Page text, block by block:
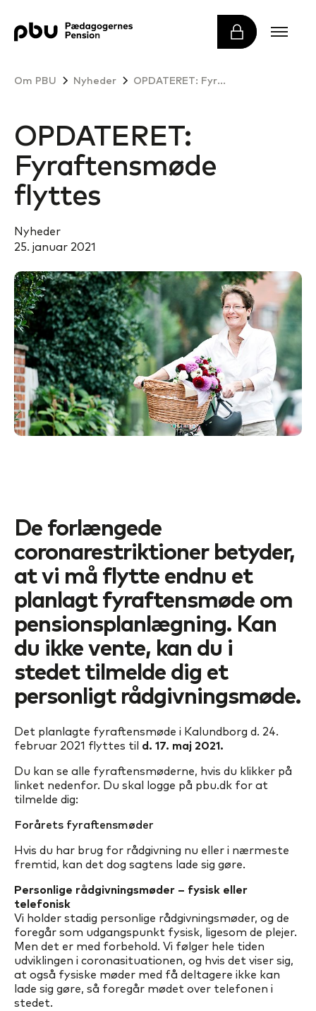
Om PBU Nyheder OPDATERET: Fyraftensmøde flyttes
OPDATERET:
Fyraftensmøde
flyttes
Nyheder
25. januar 2021
De forlængede
coronarestriktioner betyder,
at vi må flytte endnu et
planlagt fyraftensmøde om
pensionsplanlægning. Kan
du ikke vente, kan du i
stedet tilmelde dig et
personligt rådgivningsmøde.
Det planlagte fyraftensmøde i Kalundborg d. 24.
februar 2021 flyttes til d. 17. maj 2021.
Du kan se alle fyraftensmøderne, hvis du klikker på
linket nedenfor. Du skal logge på pbu.dk for at
tilmelde dig:
Forårets fyraftensmøder
Hvis du har brug for rådgivning nu eller i nærmeste
fremtid, kan det dog sagtens lade sig gøre.
Personlige rådgivningsmøder – fysisk eller
telefonisk
Vi holder stadig personlige rådgivningsmøder, og de
foregår som udgangspunkt fysisk, ligesom de plejer.
Men det er med forbehold. Vi følger hele tiden
udviklingen i coronasituationen, og hvis det viser sig,
at også fysiske møder med få deltagere ikke kan
lade sig gøre, så foregår mødet over telefonen i
stedet.